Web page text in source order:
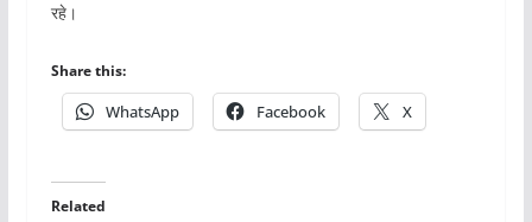
रहे।
Share this:
WhatsApp Facebook X
Related